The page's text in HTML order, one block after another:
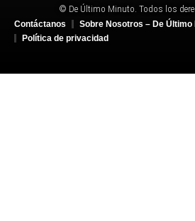
© De Último Minuto. Todos los
Contáctanos
Sobre Nosotros – De Último
Política de privacidad